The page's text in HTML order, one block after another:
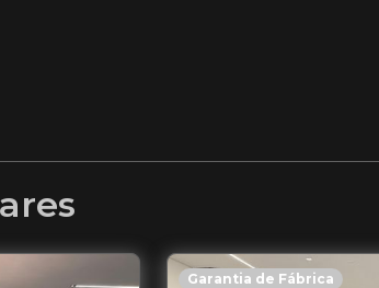
Garantia de Fábrica